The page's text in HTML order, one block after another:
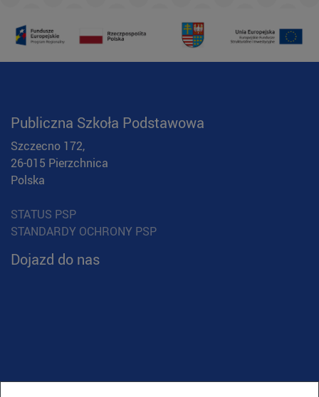
Publiczna Szkoła Podstawowa
Szczecno 172,
26-015 Pierzchnica
Polska
STATUS PSP
STANDARDY OCHRONY PSP
Dojazd do nas